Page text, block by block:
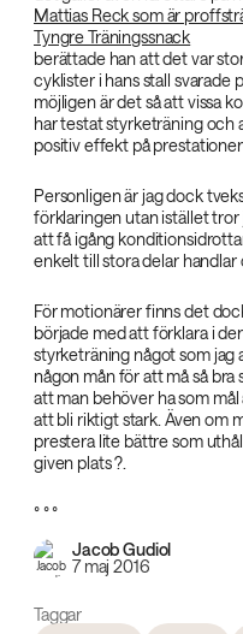
Mattias Reck som är
Tyngre Träningssnack
berättade han att det var
cyklister i hans stall svarade
möjligen är det så att vissa
har testat styrketräning och
positiv effekt på
Personligen är jag dock
förklaringen utan istället
att få igång
enkelt till stora delar
För motionärer finns det
började med att förklara i
styrketräning något som jag
någon mån för att må så
att man behöver ha som
att bli riktigt stark. Även om
prestera lite bättre som
given plats ?.
° ° °
Jacob Gudiol
7 maj 2016
Taggar